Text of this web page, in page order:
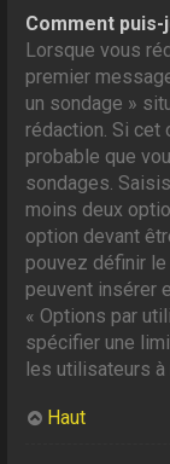
Comment
Lorsque vous
premier
un sondage »
rédaction. Si cet
probable que
sondages.
moins deux
option devant
pouvez définir
peuvent insérer
« Options par
spécifier une
les utilisateurs
Haut